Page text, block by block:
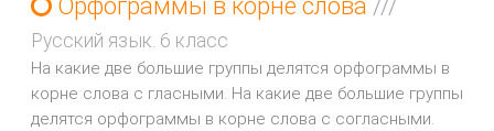
Орфограммы в корне слова ///
Русский язык. 6 класс
На какие две большие группы делятся орфограммы в
корне слова с гласными. На какие две большие группы
делятся орфограммы в корне слова с согласными.